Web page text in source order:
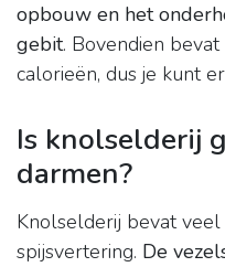
opbouw en het
gebit. Bovendien
calorieën, dus je kunt
Is knolselderij
darmen?
Knolselderij bevat
spijsvertering. De